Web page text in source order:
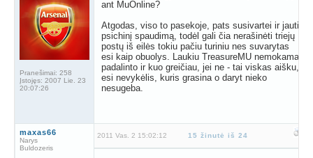
Pranešimai: 258
Įstojęs: 2007 Lie. 23
20:07:26
ant MuOnline?
Atgodas, viso to pasekoje, pats susivartei ir jauti
psichinį spaudimą, todėl gali čia nerašinėti triejų
postų iš eilės tokiu pačiu turiniu nes suvarytas
esi kaip obuolys. Laukiu TreasureMU nemokamai
padalinto ir kuo greičiau, jei ne - tai viskas aišku,
esi nevykėlis, kuris grasina o daryt nieko
nesugeba.
maxas66
Narys
Buldozeris
2011 Vas. 2 15:02:12 15 žinutė iš 24